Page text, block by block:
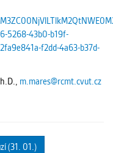
5268-43b0-b19f-
f2dd-4a63-b37d-
m.mares@rcmt.cvut.cz
(31. 01.)